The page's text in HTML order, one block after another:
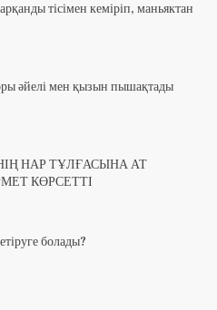
тісімен кеміріп, маньяктан
әйелі мен қызын пышақтады
НАР ТҰЛҒАСЫНА АТ
КӨРСЕТТІ
болады?